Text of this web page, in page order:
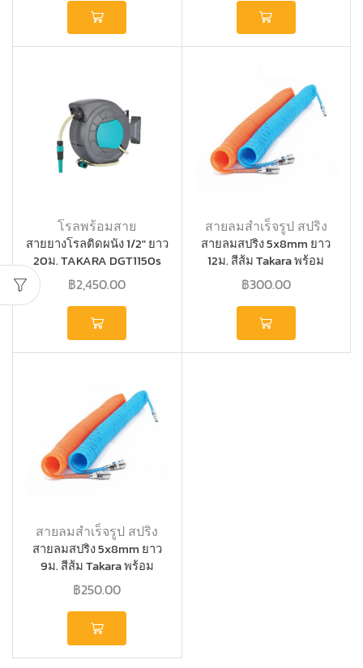
โรลพร้อมสาย
สายยางโรลติดผนัง 1/2″ ยาว
20ม. TAKARA DGT1150s
฿2,450.00
สายลมสำเร็จรูป สปริง
สายลมสปริง 5x8mm ยาว
12ม. สีส้ม Takara พร้อม
คอปเปอร์หัวท้าย
฿300.00
สายลมสำเร็จรูป สปริง
สายลมสปริง 5x8mm ยาว
9ม. สีส้ม Takara พร้อม
คอปเปอร์หัวท้าย
฿250.00